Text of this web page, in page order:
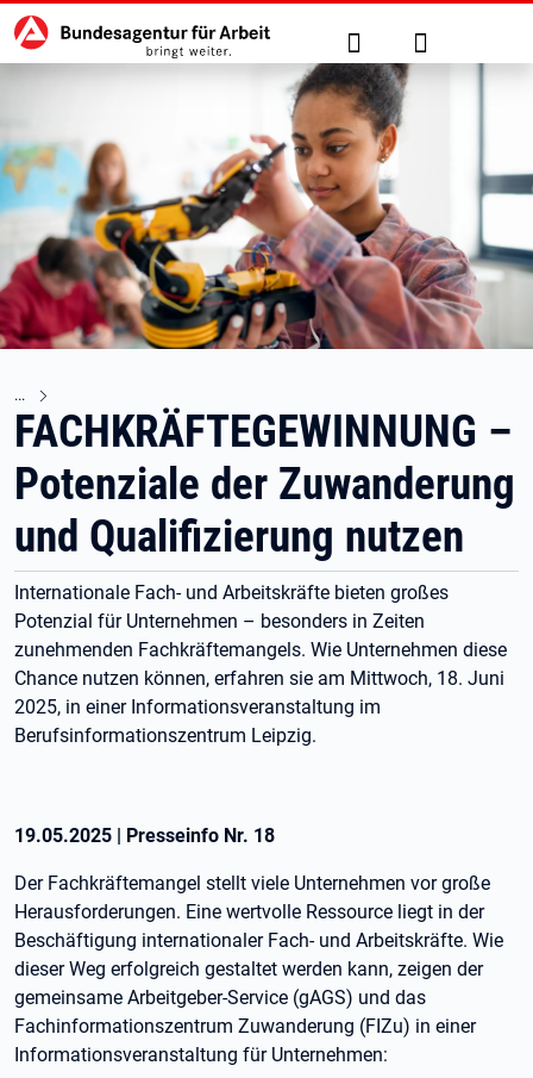
zu den Hauptinhalten springen
Hauptnavigation Suche Anmelden
FACHKRÄFTEGEWINNUNG –
Potenziale der Zuwanderung
und Qualifizierung nutzen
Internationale Fach- und Arbeitskräfte bieten großes
Potenzial für Unternehmen – besonders in Zeiten
zunehmenden Fachkräftemangels. Wie Unternehmen diese
Chance nutzen können, erfahren sie am Mittwoch, 18. Juni
2025, in einer Informationsveranstaltung im
Berufsinformationszentrum Leipzig.
19.05.2025 | Presseinfo Nr. 18
Der Fachkräftemangel stellt viele Unternehmen vor große
Herausforderungen. Eine wertvolle Ressource liegt in der
Beschäftigung internationaler Fach- und Arbeitskräfte. Wie
dieser Weg erfolgreich gestaltet werden kann, zeigen der
gemeinsame Arbeitgeber-Service (gAGS) und das
Fachinformationszentrum Zuwanderung (FIZu) in einer
Informationsveranstaltung für Unternehmen: